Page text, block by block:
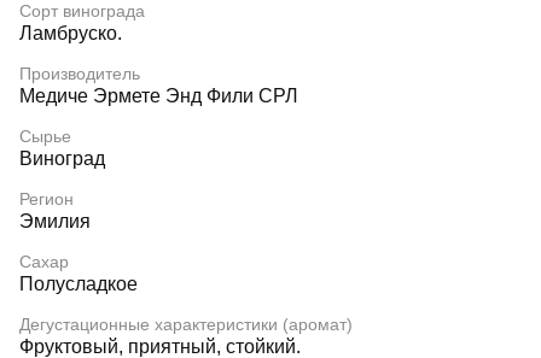
Сорт винограда
Ламбруско.
Производитель
Медиче Эрмете Энд Фили СРЛ
Сырье
Виноград
Регион
Эмилия
Сахар
Полусладкое
Дегустационные характеристики (аромат)
Фруктовый, приятный, стойкий.